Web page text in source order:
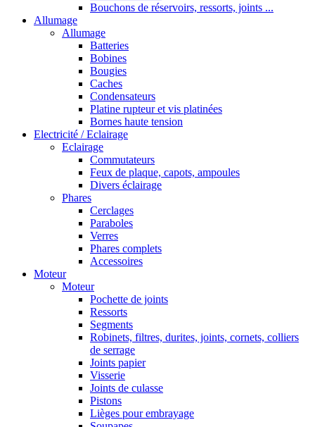
Bouchons de réservoirs, ressorts, joints ...
Allumage
Allumage
Batteries
Bobines
Bougies
Caches
Condensateurs
Platine rupteur et vis platinées
Bornes haute tension
Electricité / Eclairage
Eclairage
Commutateurs
Feux de plaque, capots, ampoules
Divers éclairage
Phares
Cerclages
Paraboles
Verres
Phares complets
Accessoires
Moteur
Moteur
Pochette de joints
Ressorts
Segments
Robinets, filtres, durites, joints, cornets, colliers
de serrage
Joints papier
Visserie
Joints de culasse
Pistons
Lièges pour embrayage